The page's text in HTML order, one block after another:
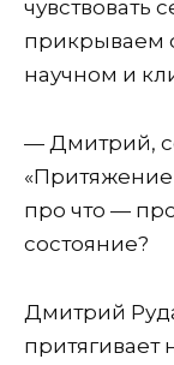
чувствовать
прикрываем
научном и
— Дмитрий,
«Притяжение
про что —
состояние?
Дмитрий
притягивает